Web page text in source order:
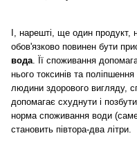
І, нарешті, ще один
обов'язково повинен бути
вода. Її споживання
нього токсинів та
людини здорового вигляду,
допомагає схуднути і
норма споживання води
становить півтора-два літри.